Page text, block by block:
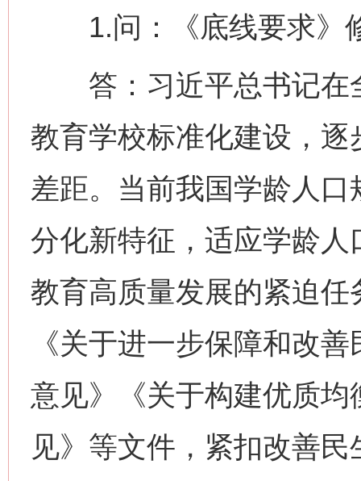
1.问：《底线要求》
答：习近平总书记在
教育学校标准化建设，
差距。当前我国学龄人
分化新特征，适应学龄
教育高质量发展的紧迫
《关于进一步保障和改
意见》《关于构建优质
见》等文件，紧扣改善